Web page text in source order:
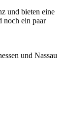
und bieten eine
noch ein paar
und Nassau